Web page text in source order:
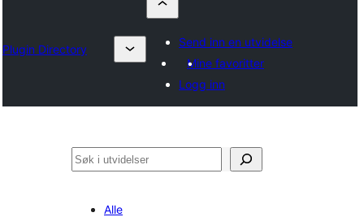
Plugin Directory
Send inn en utvidelse
Mine favoritter
Logg inn
Søk
Alle